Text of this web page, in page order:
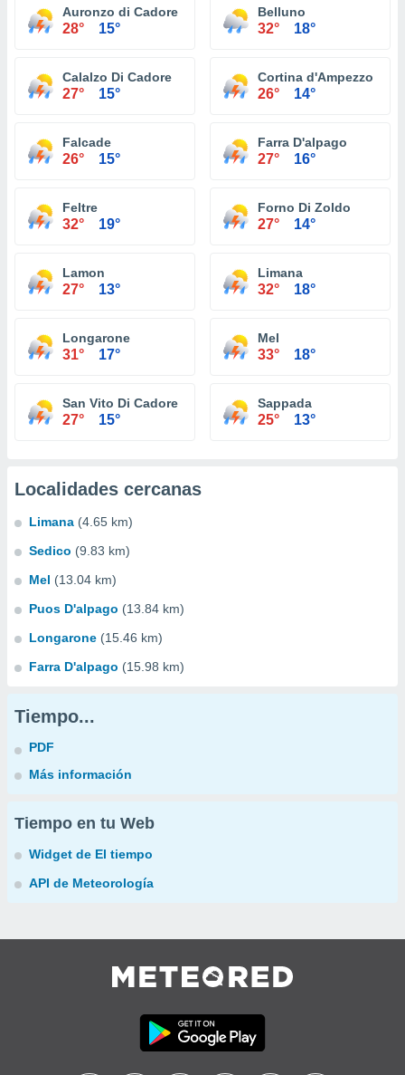
Auronzo di Cadore
28° 15°
Belluno
32° 18°
Calalzo Di Cadore
27° 15°
Cortina d'Ampezzo
26° 14°
Falcade
26° 15°
Farra D'alpago
27° 16°
Feltre
32° 19°
Forno Di Zoldo
27° 14°
Lamon
27° 13°
Limana
32° 18°
Longarone
31° 17°
Mel
33° 18°
San Vito Di Cadore
27° 15°
Sappada
25° 13°
Localidades cercanas
Limana (4.65 km)
Sedico (9.83 km)
Mel (13.04 km)
Puos D'alpago (13.84 km)
Longarone (15.46 km)
Farra D'alpago (15.98 km)
Tiempo...
PDF
Más información
Tiempo en tu Web
Widget de El tiempo
API de Meteorología